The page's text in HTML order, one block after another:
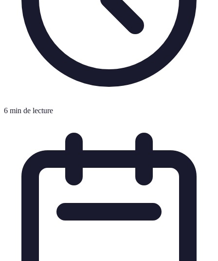
6 min de lecture